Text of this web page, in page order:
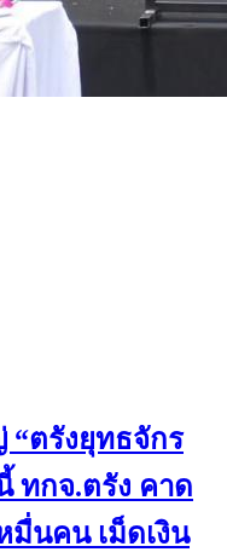
“ตรังยุทธจักร
ทกจ.ตรัง คาด
มื่นคน เม็ดเงิน